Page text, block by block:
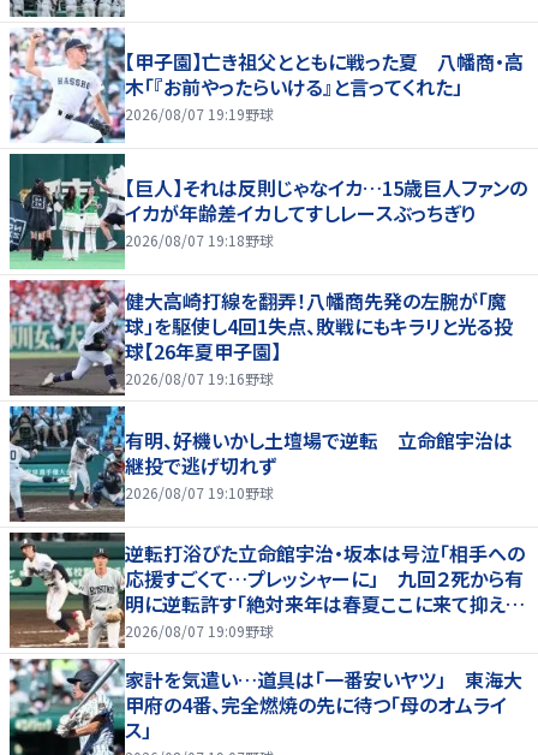
【甲子園】亡き祖父とともに戦った夏 八幡商・高
木「『お前やったらいける』と言ってくれた」
2026/08/07 19:19野球
【巨人】それは反則じゃなイカ…15歳巨人ファンの
イカが年齢差イカしてすしレースぶっちぎり
2026/08/07 19:18野球
健大高崎打線を翻弄！八幡商先発の左腕が「魔
球」を駆使し4回1失点、敗戦にもキラリと光る投
球【26年夏甲子園】
2026/08/07 19:16野球
有明、好機いかし土壇場で逆転 立命館宇治は
継投で逃げ切れず
2026/08/07 19:10野球
逆転打浴びた立命館宇治・坂本は号泣「相手への
応援すごくて…プレッシャーに」 九回２死から有
明に逆転許す「絶対来年は春夏ここに来て抑え
る」
2026/08/07 19:09野球
家計を気遣い…道具は「一番安いヤツ」 東海大
甲府の4番、完全燃焼の先に待つ「母のオムライ
ス」